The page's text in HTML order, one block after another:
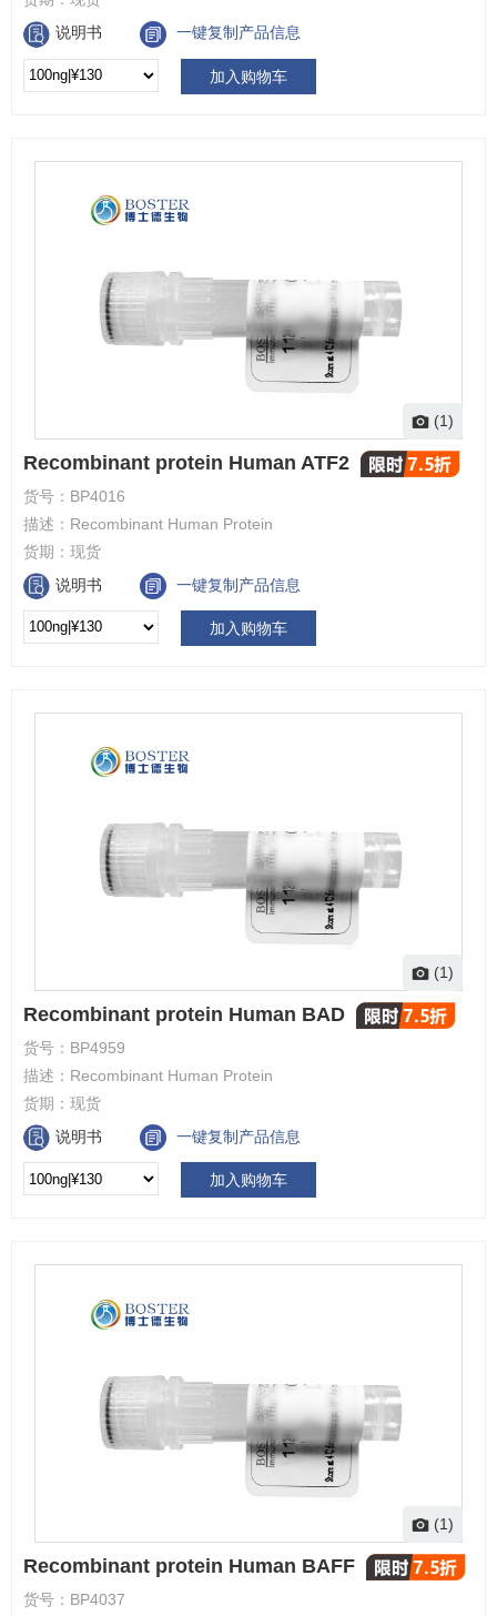
说明书
一键复制产品信息
加入购物车
(1)
Recombinant protein Human ATF2
货号： BP4016
描述： Recombinant Human Protein
货期： 现货
说明书
一键复制产品信息
加入购物车
(1)
Recombinant protein Human BAD
货号： BP4959
描述： Recombinant Human Protein
货期： 现货
说明书
一键复制产品信息
加入购物车
(1)
Recombinant protein Human BAFF
货号： BP4037